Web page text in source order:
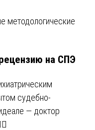
методологические
на СПЭ
судебно-
— доктор